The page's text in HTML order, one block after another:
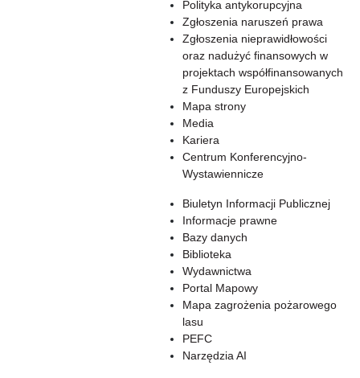
Polityka antykorupcyjna
Zgłoszenia naruszeń prawa
Zgłoszenia nieprawidłowości
oraz nadużyć finansowych w
projektach współfinansowanych
z Funduszy Europejskich
Mapa strony
Media
Kariera
Centrum Konferencyjno-
Wystawiennicze
Biuletyn Informacji Publicznej
Informacje prawne
Bazy danych
Biblioteka
Wydawnictwa
Portal Mapowy
Mapa zagrożenia pożarowego
lasu
PEFC
Narzędzia AI